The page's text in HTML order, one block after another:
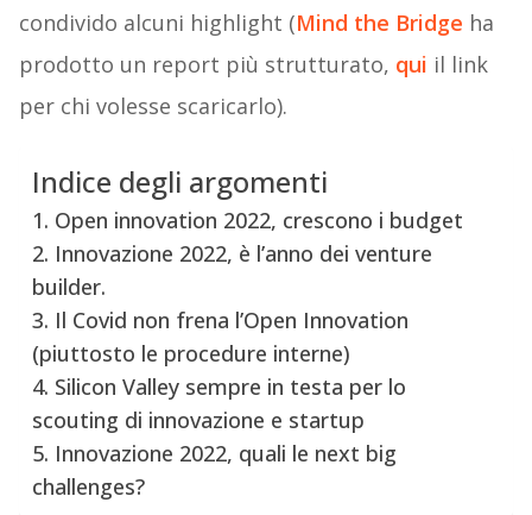
condivido alcuni highlight (Mind the Bridge ha
prodotto un report più strutturato, qui il link
per chi volesse scaricarlo).
Indice degli argomenti
1. Open innovation 2022, crescono i budget
2. Innovazione 2022, è l’anno dei venture
builder.
3. Il Covid non frena l’Open Innovation
(piuttosto le procedure interne)
4. Silicon Valley sempre in testa per lo
scouting di innovazione e startup
5. Innovazione 2022, quali le next big
challenges?